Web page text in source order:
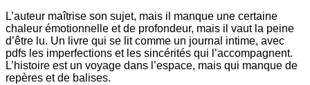
L’auteur maîtrise son sujet, mais il manque une certaine
chaleur émotionnelle et de profondeur, mais il vaut la peine
d’être lu. Un livre qui se lit comme un journal intime, avec
pdfs les imperfections et les sincérités qui l’accompagnent.
L’histoire est un voyage dans l’espace, mais qui manque de
repères et de balises.